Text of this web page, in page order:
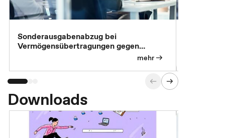
Sonderausgabenabzug bei
Vermögensübertragungen gegen
mehr
Downloads